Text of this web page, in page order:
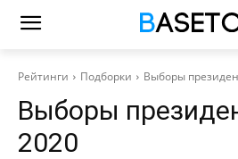
Рейтинги Подборки Выборы
Выборы
2020